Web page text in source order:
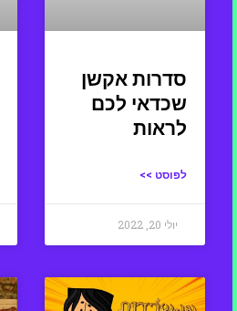
סדרות אקשן
שכדאי לכם
לראות
לפוסט >>
יולי 20, 2022